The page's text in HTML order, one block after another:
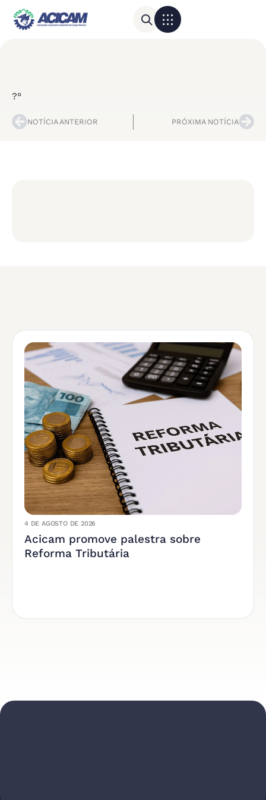
?°
NOTÍCIA ANTERIOR PRÓXIMA NOTÍCIA
4 DE AGOSTO DE 2026
Acicam promove palestra sobre
Reforma Tributária